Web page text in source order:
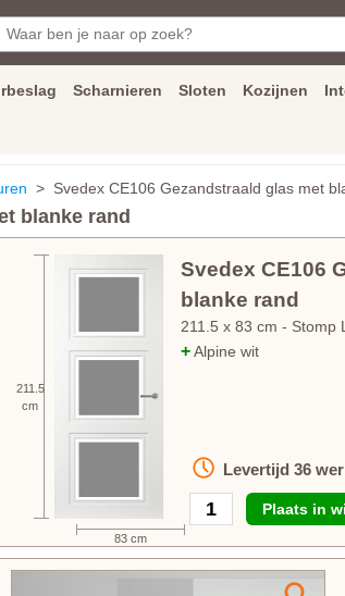
Scharnieren Sloten Kozijnen
> Svedex CE106 Gezandstraald glas met
blanke rand
211.5
cm
Svedex CE106
blanke rand
211.5 x 83 cm - Stomp
+Alpine wit
Plaats in
Levertijd 36
83 cm